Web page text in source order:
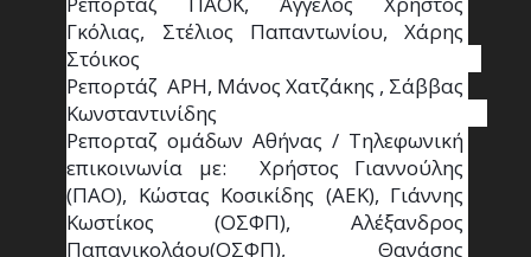
Γκόλιας, Στέλιος Παπαντωνίου, Χάρης
Στόικος
Ρεπορτάζ  ΑΡΗ, Μάνος Χατζάκης , Σάββας
Κωνσταντινίδης
Ρεπορταζ ομάδων Αθήνας / Τηλεφωνική
επικοινωνία με:  Χρήστος Γιαννούλης
(ΠΑΟ), Κώστας Κοσικίδης (ΑΕΚ), Γιάννης
Κωστίκος (ΟΣΦΠ), Αλέξανδρος
Παπανικολάου(ΟΣΦΠ), Θανάσης